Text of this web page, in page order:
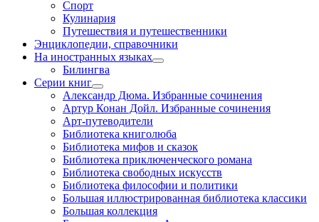
Спорт
Кулинария
Путешествия и путешественники
Энциклопедии, справочники
На иностранных языках
Билингва
Серии книг
Александр Дюма. Избранные сочинения
Артур Конан Дойл. Избранные сочинения
Арт-путеводители
Библиотека книголюба
Библиотека мифов и сказок
Библиотека приключенческого романа
Библиотека свободных искусств
Библиотека философии и политики
Большая иллюстрированная библиотека классики
Большая коллекция